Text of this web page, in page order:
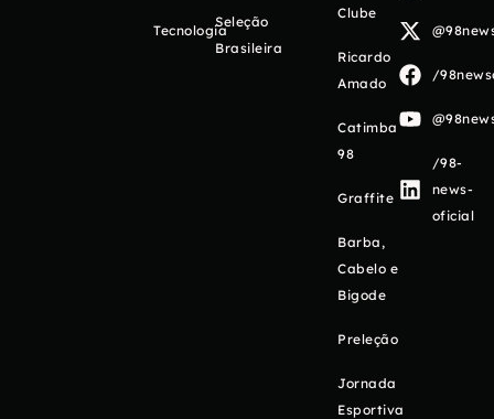
Tecnologia
Seleção
Brasileira
Clube
Ricardo
Amado
Catimba
98
Graffite
Barba,
Cabelo e
Bigode
Preleção
Jornada
Esportiva
/
/98-
news-
oficial